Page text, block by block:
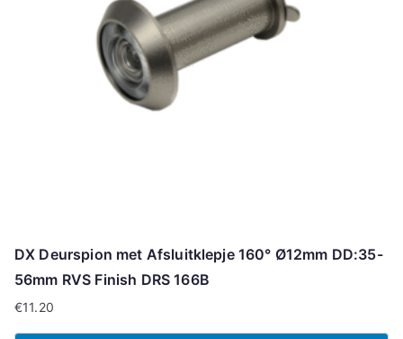
DX Deurspion met Afsluitklepje 160° Ø12mm DD:35-
56mm RVS Finish DRS 166B
€11.20